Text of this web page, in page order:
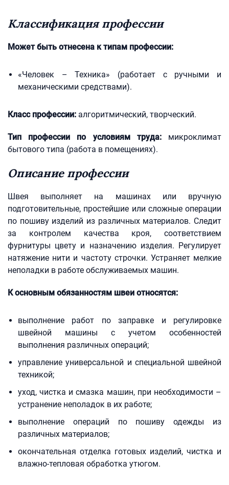
Классификация профессии
Может быть отнесена к типам профессии:
«Человек – Техника» (работает с ручными и
механическими средствами).
Класс профессии: алгоритмический, творческий.
Тип профессии по условиям труда:микроклимат
бытового типа (работа в помещениях).
Описание профессии
Швея выполняет на машинах или вручную
подготовительные, простейшие или сложные операции
по пошиву изделий из различных материалов. Следит
за контролем качества кроя, соответствием
фурнитуры цвету и назначению изделия. Регулирует
натяжение нити и частоту строчки. Устраняет мелкие
неполадки в работе обслуживаемых машин.
К основным обязанностям швеи относятся:
выполнение работ по заправке и регулировке
швейной машины с учетом особенностей
выполнения различных операций;
управление универсальной и специальной швейной
техникой;
уход, чистка и смазка машин, при необходимости –
устранение неполадок в их работе;
выполнение операций по пошиву одежды из
различных материалов;
окончательная отделка готовых изделий, чистка и
влажно-тепловая обработка утюгом.